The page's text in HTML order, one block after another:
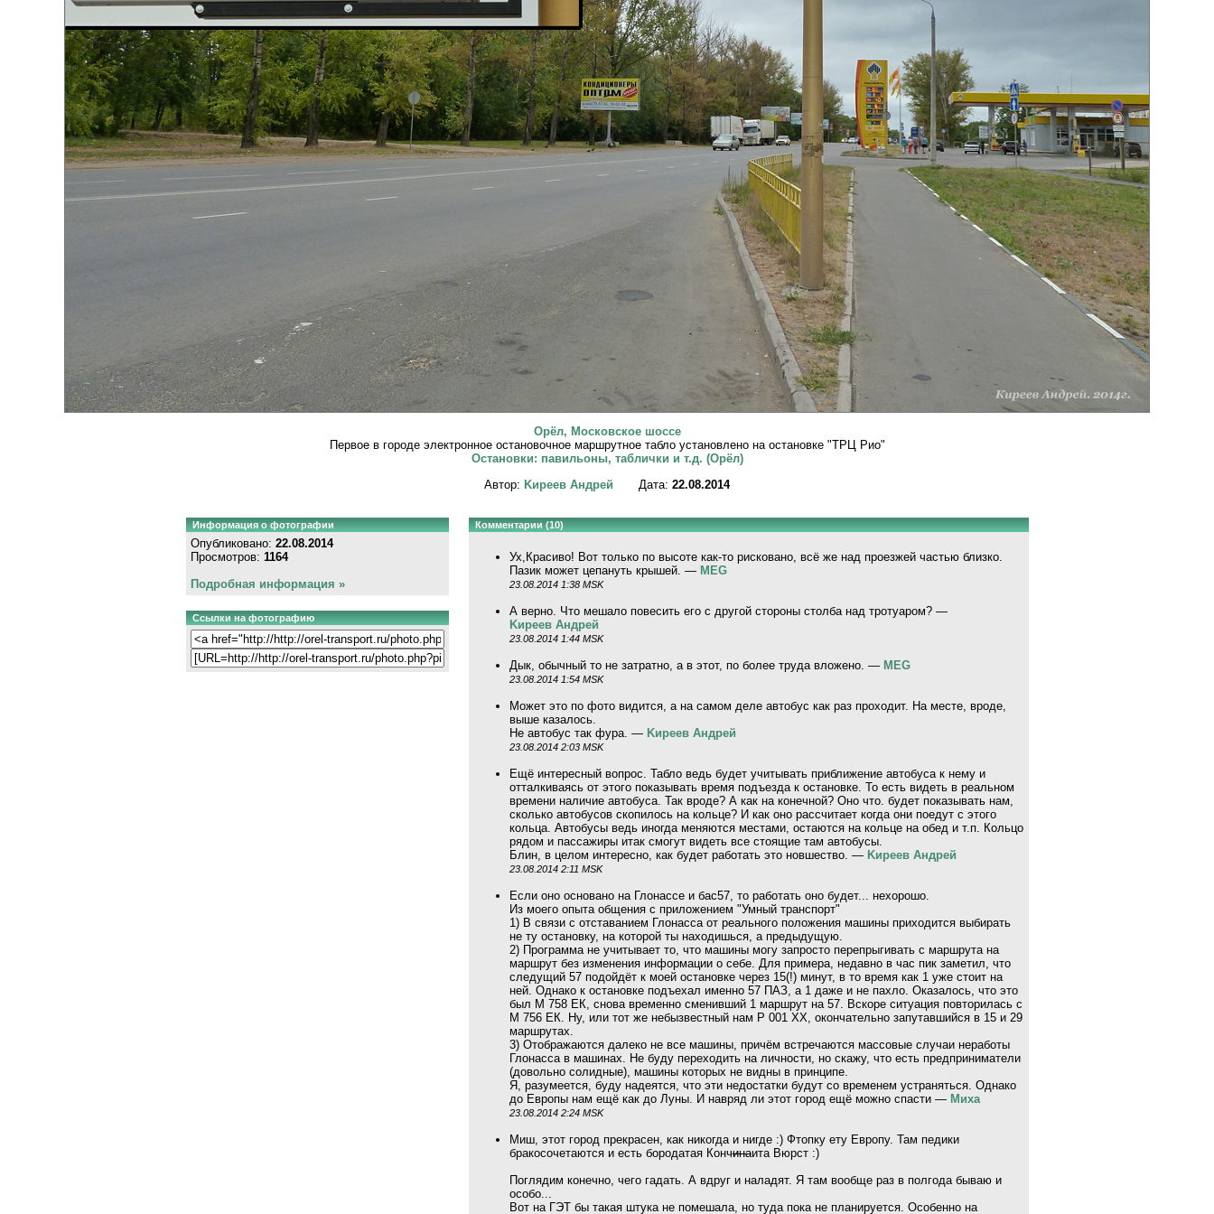
Орёл, Московское шоссе
Первое в городе электронное остановочное маршрутное табло установлено на остановке "ТРЦ Рио"
Остановки: павильоны, таблички и т.д. (Орёл)
Автор: Kиpeeв Aндpeй Дата: 22.08.2014
Информация о фотографии
Опубликовано: 22.08.2014
Просмотров: 1164
Подробная информация »
Ссылки на фотографию
Комментарии (10)
Ух,Красиво! Вот только по высоте как-то рисковано, всё же над проезжей частью близко.
Пазик может цепануть крышей. — MEG
23.08.2014 1:38 MSK
А верно. Что мешало повесить его с другой стороны столба над тротуаром? —
Kиpeeв Aндpeй
23.08.2014 1:44 MSK
Дык, обычный то не затратно, а в этот, по более труда вложено. — MEG
23.08.2014 1:54 MSK
Может это по фото видится, а на самом деле автобус как раз проходит. На месте, вроде,
выше казалось.
Не автобус так фура. — Kиpeeв Aндpeй
23.08.2014 2:03 MSK
Ещё интересный вопрос. Табло ведь будет учитывать приближение автобуса к нему и
отталкиваясь от этого показывать время подъезда к остановке. То есть видеть в реальном
времени наличие автобуса. Так вроде? А как на конечной? Оно что. будет показывать нам,
сколько автобусов скопилось на кольце? И как оно рассчитает когда они поедут с этого
кольца. Автобусы ведь иногда меняются местами, остаются на кольце на обед и т.п. Кольцо
рядом и пассажиры итак смогут видеть все стоящие там автобусы.
Блин, в целом интересно, как будет работать это новшество. — Kиpeeв Aндpeй
23.08.2014 2:11 MSK
Если оно основано на Глонассе и бас57, то работать оно будет... нехорошо.
Из моего опыта общения с приложением "Умный транспорт"
1) В связи с отставанием Глонасса от реального положения машины приходится выбирать
не ту остановку, на которой ты находишься, а предыдущую.
2) Программа не учитывает то, что машины могу запросто перепрыгивать с маршрута на
маршрут без изменения информации о себе. Для примера, недавно в час пик заметил, что
следущий 57 подойдёт к моей остановке через 15(!) минут, в то время как 1 уже стоит на
ней. Однако к остановке подъехал именно 57 ПАЗ, а 1 даже и не пахло. Оказалось, что это
был М 758 ЕК, снова временно сменивший 1 маршрут на 57. Вскоре ситуация повторилась с
М 756 ЕК. Ну, или тот же небызвестный нам Р 001 ХХ, окончательно запутавшийся в 15 и 29
маршрутах.
3) Отображаются далеко не все машины, причём встречаются массовые случаи неработы
Глонасса в машинах. Не буду переходить на личности, но скажу, что есть предприниматели
(довольно солидные), машины которых не видны в принципе.
Я, разумеется, буду надеятся, что эти недостатки будут со временем устраняться. Однако
до Европы нам ещё как до Луны. И навряд ли этот город ещё можно спасти — Миха
23.08.2014 2:24 MSK
Миш, этот город прекрасен, как никогда и нигде :) Фтопку ету Европу. Там педики
бракосочетаются и есть бородатая Кончинаита Вюрст :)
Поглядим конечно, чего гадать. А вдруг и наладят. Я там вообще раз в полгода бываю и
особо...
Вот на ГЭТ бы такая штука не помешала, но туда пока не планируется. Особенно на